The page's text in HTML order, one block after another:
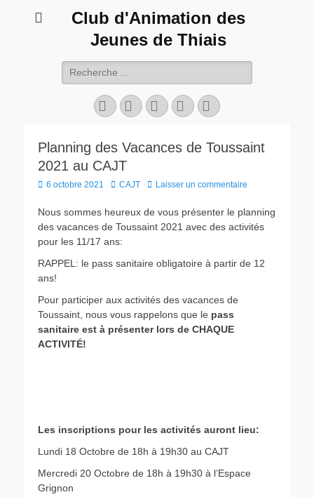
Club d'Animation des
Jeunes de Thiais
Rechercher :
Facebook
TwitterYouTubeInstagram
Tél
Planning des Vacances de Toussaint
2021 au CAJT
Posted
6 octobre 2021 Author
CAJT Laisser un commentaire
Nous sommes heureux de vous présenter le planning
des vacances de Toussaint 2021 avec des activités
pour les 11/17 ans:
RAPPEL: le pass sanitaire obligatoire à partir de 12
ans!
Pour participer aux activités des vacances de
Toussaint, nous vous rappelons que le pass
sanitaire est à présenter lors de CHAQUE
ACTIVITÉ!
Les inscriptions pour les activités auront lieu:
Lundi 18 Octobre de 18h à 19h30 au CAJT
Mercredi 20 Octobre de 18h à 19h30 à l’Espace
Grignon